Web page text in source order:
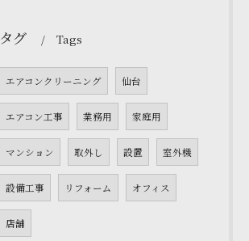
タグ Tags
エアコンクリーニング 仙台
エアコン工事 業務用 家庭用
マンション 取外し 設置 室外機
設備工事 リフォーム オフィス
店舗